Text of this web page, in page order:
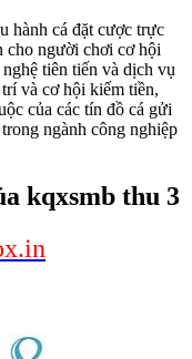
hành cá đặt cược trực
cho người chơi cơ hội
tiên tiến và dịch vụ
và cơ hội kiếm tiền,
của các tín đồ cá gửi
ngành công nghiệp
kqxsmb thu 3